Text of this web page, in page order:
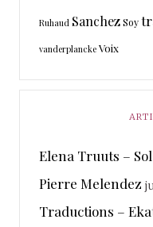
Ruhaud SanchezSoy
vanderplancke Voix
Elena Truuts –
Pierre Melendez
Traductions –